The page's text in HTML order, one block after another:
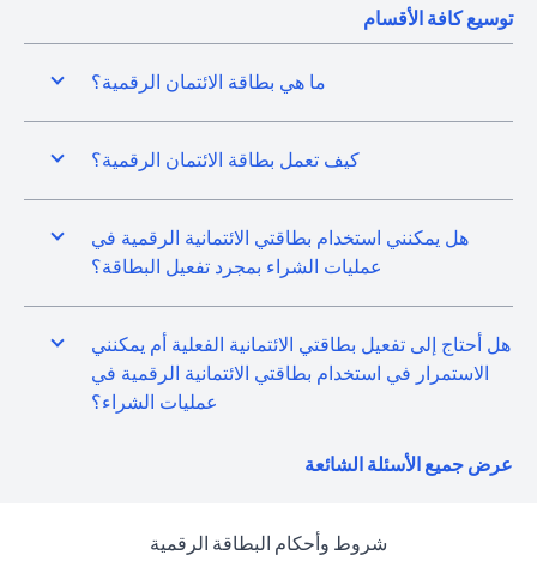
توسيع كافة الأقسام
ما هي بطاقة الائتمان الرقمية؟
كيف تعمل بطاقة الائتمان الرقمية؟
هل يمكنني استخدام بطاقتي الائتمانية الرقمية في
عمليات الشراء بمجرد تفعيل البطاقة؟
هل أحتاج إلى تفعيل بطاقتي الائتمانية الفعلية أم يمكنني
الاستمرار في استخدام بطاقتي الائتمانية الرقمية في
عمليات الشراء؟
عرض جميع الأسئلة الشائعة
شروط وأحكام البطاقة الرقمية